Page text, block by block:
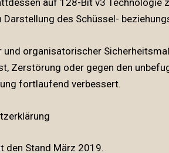
auf 128-Bit v3 Technologie
des Schüssel-
organisatorischer
Zerstörung oder gegen den
fortlaufend verbessert.
den Stand März 2019.